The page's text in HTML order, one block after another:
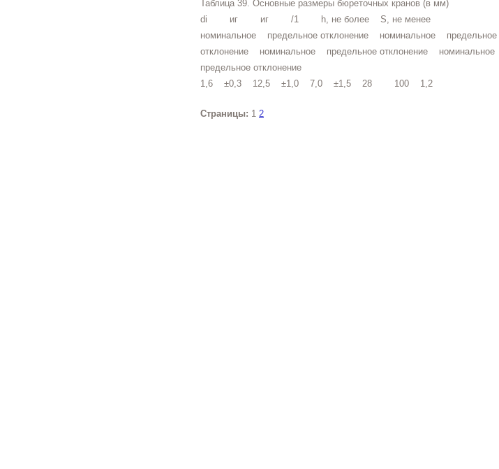
Таблица 39. Основные размеры бюреточных кранов (в мм)
di иг иг /1 h, не более S, не менее
номинальное предельное отклонение номинальное предельное
отклонение номинальное предельное отклонение номинальное
предельное отклонение
1,6 ±0,3 12,5 ±1,0 7,0 ±1,5 28 100 1,2
Страницы: 1 2